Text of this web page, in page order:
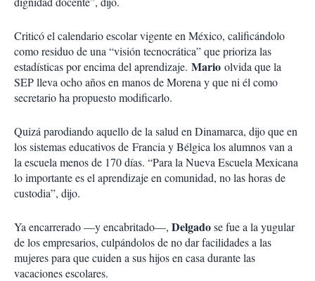
Criticó el calendario escolar vigente en México, calificándolo
como residuo de una “visión tecnocrática” que prioriza las
estadísticas por encima del aprendizaje. Mario olvida que la
SEP lleva ocho años en manos de Morena y que ni él como
secretario ha propuesto modificarlo.
Quizá parodiando aquello de la salud en Dinamarca, dijo que en
los sistemas educativos de Francia y Bélgica los alumnos van a
la escuela menos de 170 días. “Para la Nueva Escuela Mexicana
lo importante es el aprendizaje en comunidad, no las horas de
custodia”, dijo.
Ya encarrerado —y encabritado—, Delgadose fue a la yugular
de los empresarios, culpándolos de no dar facilidades a las
mujeres para que cuiden a sus hijos en casa durante las
vacaciones escolares.